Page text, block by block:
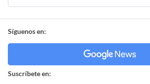
Síguenos en:
Suscríbete en: